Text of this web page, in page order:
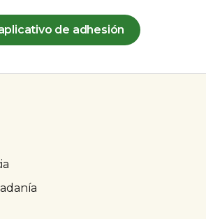
de adhesión